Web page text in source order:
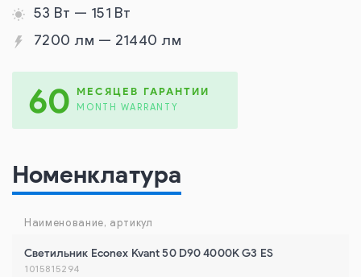
53 Вт — 151 Вт
7200 лм — 21440 лм
60 МЕСЯЦЕВ ГАРАНТИИ
MONTH WARRANTY
Номенклатура
Наименование, артикул
Светильник Econex Kvant 50 D90 4000K G3 ES
1015815294